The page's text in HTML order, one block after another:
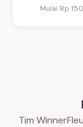
Mulai Rp
Tim